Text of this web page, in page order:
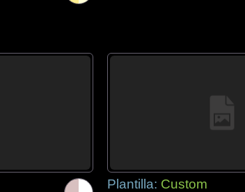
Plantilla: Custom